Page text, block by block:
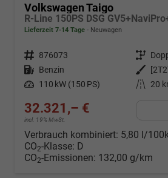
Volkswagen Taigo
Lieferzeit 7-14 Tage Neuwagen
Fahrzeugnr. 876073 Getriebe
Kraftstoff Benzin Außenfarbe
Leistung 110 kW (150 PS) Kilometerstand 20
32.321,– €
incl. 19% MwSt.
Verbrauch kombiniert: 5,80 l/
CO2-Klasse: D
CO2-Emissionen: 132,00 g/km